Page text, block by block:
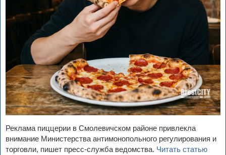
Реклама пиццерии в Смолевичском районе привлекла
внимание Министерства антимонопольного регулирования и
торговли, пишет пресс-служба ведомства. Читать статью